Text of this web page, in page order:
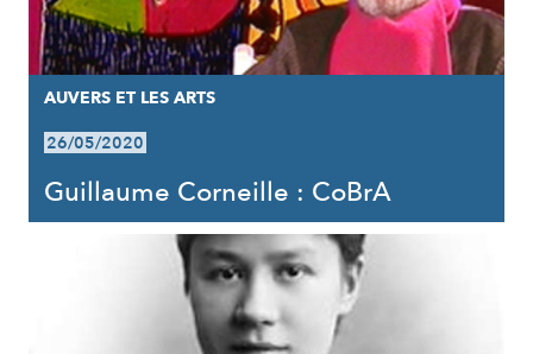
AUVERS ET LES ARTS
26/05/2020
Guillaume Corneille : CoBrA